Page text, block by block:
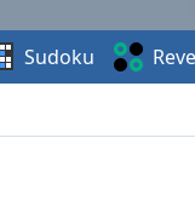
Sudoku